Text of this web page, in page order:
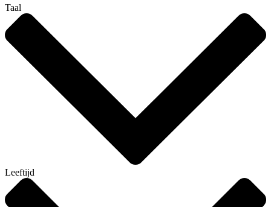
Taal
Leeftijd